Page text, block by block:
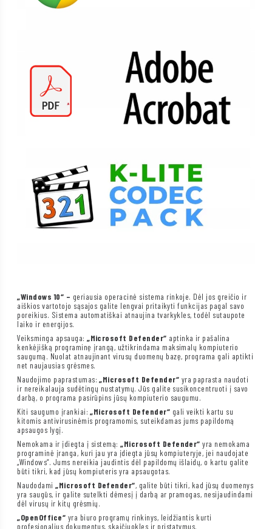
„Windows 10“ – geriausia operacinė sistema rinkoje. Dėl jos greičio ir
aiškios vartotojo sąsajos galite lengvai pritaikyti funkcijas pagal savo
poreikius. Sistema automatiškai atnaujina tvarkykles, todėl sutaupote
laiko ir energijos.
Veiksminga apsauga:„Microsoft Defender“ aptinka ir pašalina
kenkėjišką programinę įrangą, užtikrindama maksimalų kompiuterio
saugumą. Nuolat atnaujinant virusų duomenų bazę, programa gali aptikti
net naujausias grėsmes.
Naudojimo paprastumas:„Microsoft Defender“ yra paprasta naudoti
ir nereikalauja sudėtingų nustatymų. Jūs galite susikoncentruoti į savo
darbą, o programa pasirūpins jūsų kompiuterio saugumu.
Kiti saugumo įrankiai:„Microsoft Defender“ gali veikti kartu su
kitomis antivirusinėmis programomis, suteikdamas jums papildomą
apsaugos lygį.
Nemokama ir įdiegta į sistemą:„Microsoft Defender“ yra nemokama
programinė įranga, kuri jau yra įdiegta jūsų kompiuteryje, jei naudojate
„Windows“. Jums nereikia jaudintis dėl papildomų išlaidų, o kartu galite
būti tikri, kad jūsų kompiuteris yra apsaugotas.
Naudodami„Microsoft Defender“, galite būti tikri, kad jūsų duomenys
yra saugūs, ir galite sutelkti dėmesį į darbą ar pramogas, nesijaudindami
dėl virusų ir kitų grėsmių.
„OpenOffice“ yra biuro programų rinkinys, leidžiantis kurti
profesionalius dokumentus, skaičiuokles ir pristatymus.